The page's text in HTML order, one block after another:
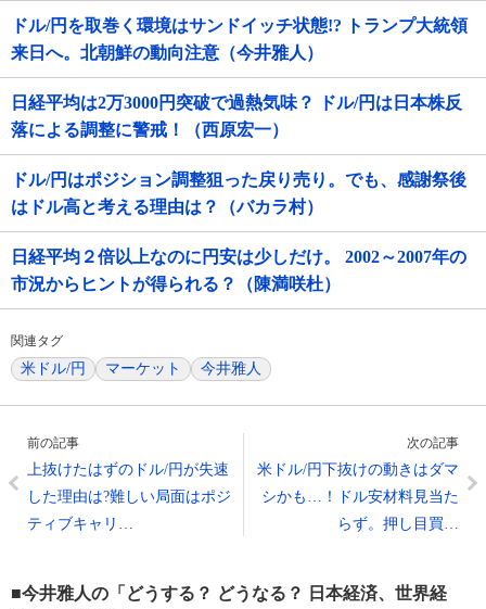
ドル/円を取巻く環境はサンドイッチ状態!? トランプ大統領
来日へ。北朝鮮の動向注意（今井雅人）
日経平均は2万3000円突破で過熱気味？ ドル/円は日本株反
落による調整に警戒！（西原宏一）
ドル/円はポジション調整狙った戻り売り。でも、感謝祭後
はドル高と考える理由は？（バカラ村）
日経平均２倍以上なのに円安は少しだけ。 2002～2007年の
市況からヒントが得られる？（陳満咲杜）
関連タグ
米ドル/円 マーケット 今井雅人
前の記事
上抜けたはずのドル/円が失速
した理由は?難しい局面はポジ
ティブキャリ…
次の記事
米ドル/円下抜けの動きはダマ
シかも…！ドル安材料見当た
らず。押し目買…
■今井雅人の「どうする？ どうなる？ 日本経済、世界経